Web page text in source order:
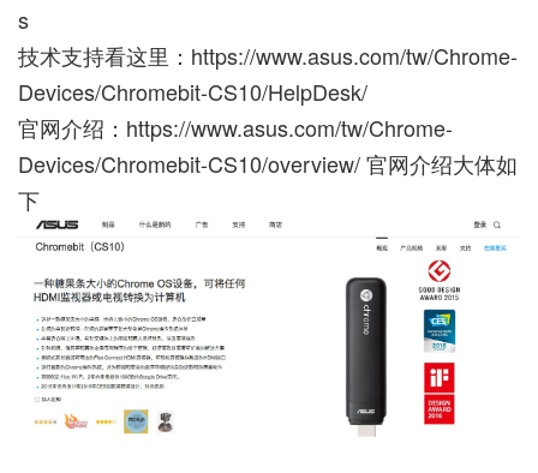
s
技术支持看这里： https://www.asus.com/tw/Chrome-
Devices/Chromebit-CS10/HelpDesk/
官网介绍： https://www.asus.com/tw/Chrome-
Devices/Chromebit-CS10/overview/官网介绍大体如
下